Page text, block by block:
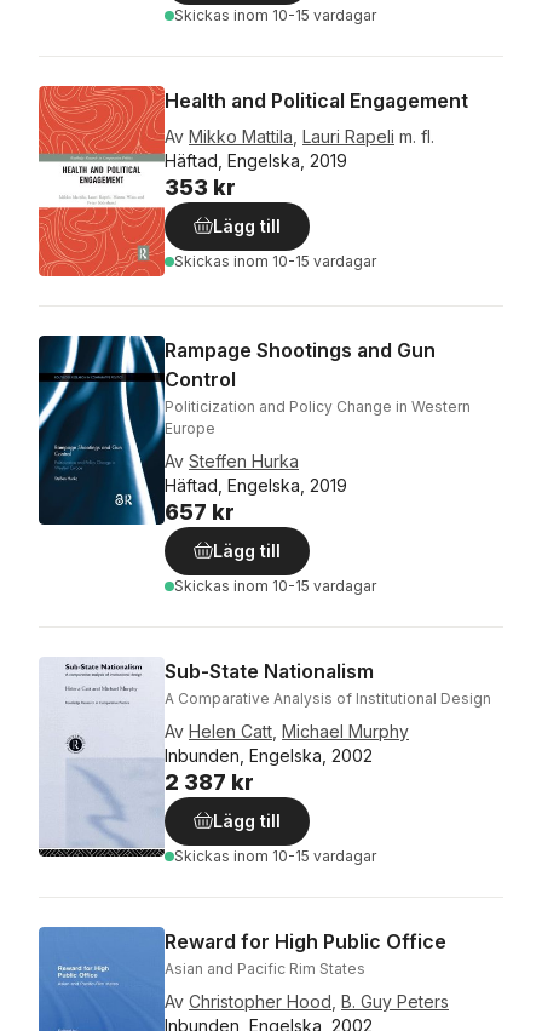
Skickas inom 10-15 vardagar
Health and Political Engagement
Av Mikko Mattila Lauri Rapeli m. fl.
Häftad, Engelska, 2019
353 kr
Lägg till
Skickas inom 10-15 vardagar
Rampage Shootings and Gun
Control
Politicization and Policy Change in Western
Europe
Av Steffen Hurka
Häftad, Engelska, 2019
657 kr
Lägg till
Skickas inom 10-15 vardagar
Sub-State Nationalism
A Comparative Analysis of Institutional Design
Av Helen Catt Michael Murphy
Inbunden, Engelska, 2002
2 387 kr
Lägg till
Skickas inom 10-15 vardagar
Reward for High Public Office
Asian and Pacific Rim States
Av Christopher Hood B. Guy Peters
Inbunden, Engelska, 2002